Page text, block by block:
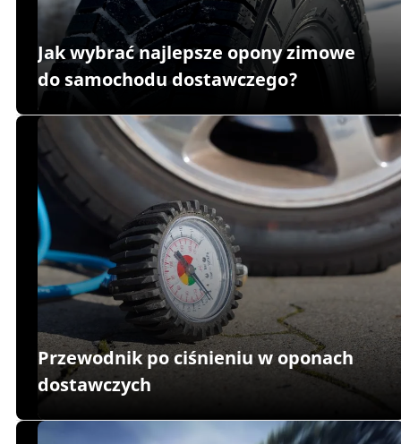
Jak wybrać najlepsze opony zimowe
do samochodu dostawczego?
Przewodnik po ciśnieniu w oponach
dostawczych